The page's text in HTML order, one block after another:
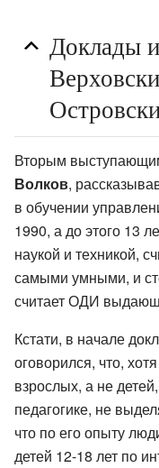
Доклады
Вторым
Волков,
в обучении
1990, а до этого 13
наукой и техникой,
самыми умными, и
считает ОДИ
Кстати, в начале
оговорился, что,
взрослых, а не
педагогике, не
что по его опыту
детей 12-18 лет по